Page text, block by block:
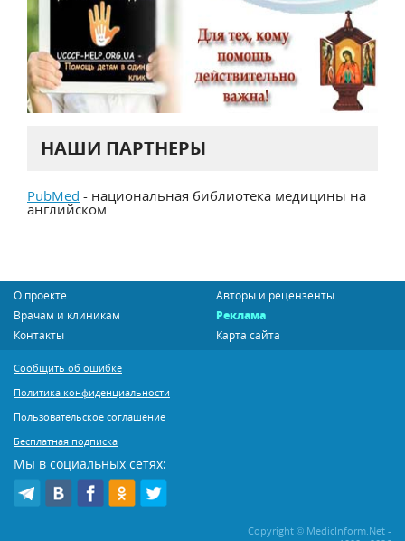
НАШИ ПАРТНЕРЫ
PubMed - национальная библиотека медицины на
английском
О проекте
Авторы и рецензенты
Врачам и клиникам
Реклама
Контакты
Карта сайта
Сообщить об ошибке
Политика конфиденциальности
Пользовательское соглашение
Бесплатная подписка
Мы в социальных сетях:
Copyright © MedicInform.Net -